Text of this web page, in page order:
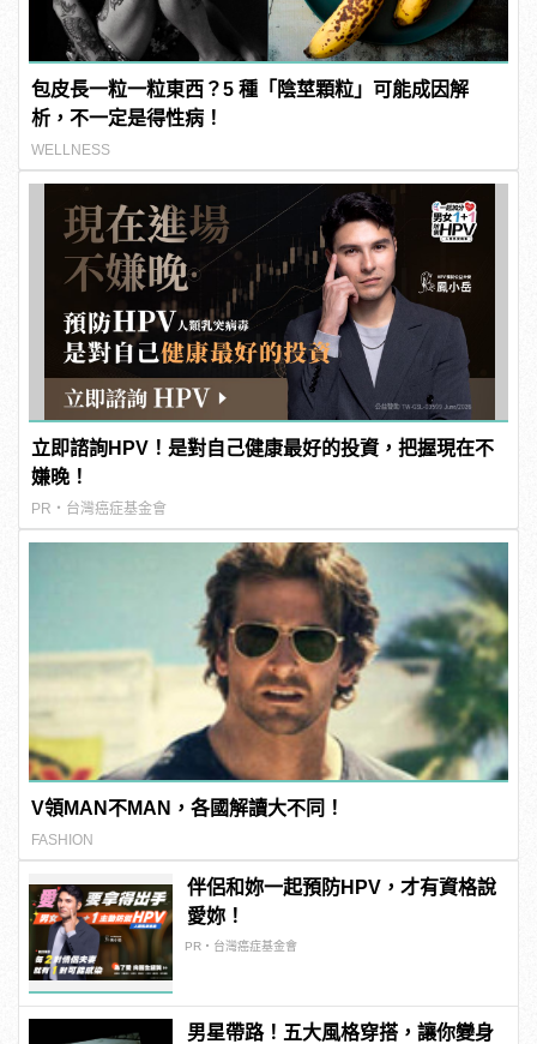
包皮長一粒一粒東西？5 種「陰莖顆粒」可能成因解
析，不一定是得性病！
WELLNESS
立即諮詢HPV！是對自己健康最好的投資，把握現在不
嫌晚！
PR・台灣癌症基金會
V領MAN不MAN，各國解讀大不同！
FASHION
伴侶和妳一起預防HPV，才有資格說
愛妳！
PR・台灣癌症基金會
男星帶路！五大風格穿搭，讓你變身